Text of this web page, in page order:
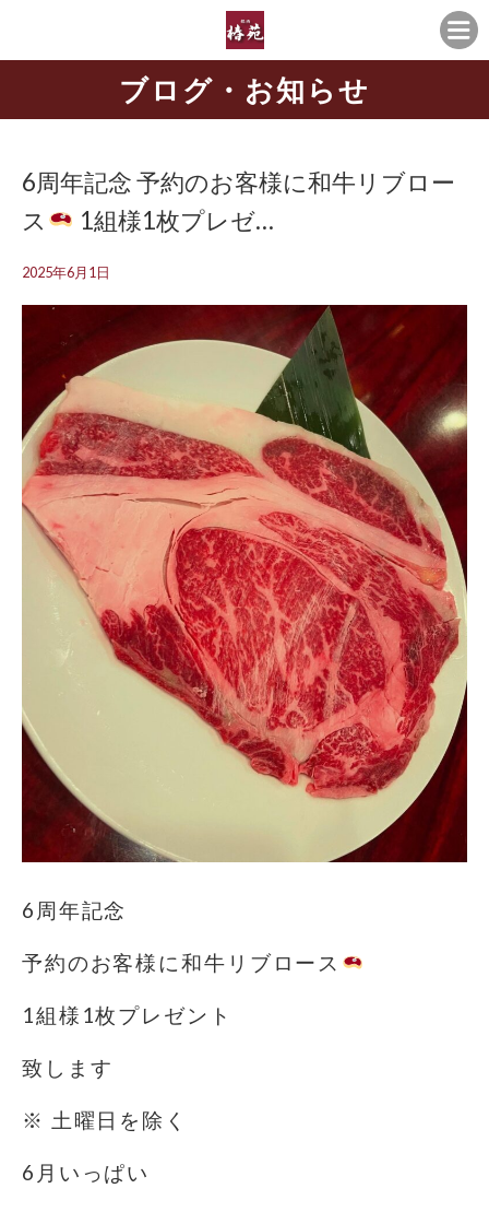
ブログ・お知らせ
6周年記念 予約のお客様に和牛リブロー
ス
1組様1枚プレゼ…
2025年6月1日
6周年記念
予約のお客様に和牛リブロース
1組様1枚プレゼント
致します
※ 土曜日を除く️
6月いっぱい